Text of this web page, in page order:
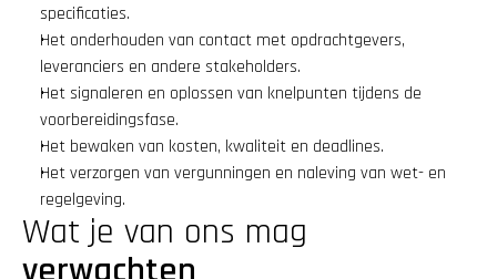
specificaties.
Het onderhouden van contact met opdrachtgevers,
leveranciers en andere stakeholders.
Het signaleren en oplossen van knelpunten tijdens de
voorbereidingsfase.
Het bewaken van kosten, kwaliteit en deadlines.
Het verzorgen van vergunningen en naleving van wet- en
regelgeving.
verwachten